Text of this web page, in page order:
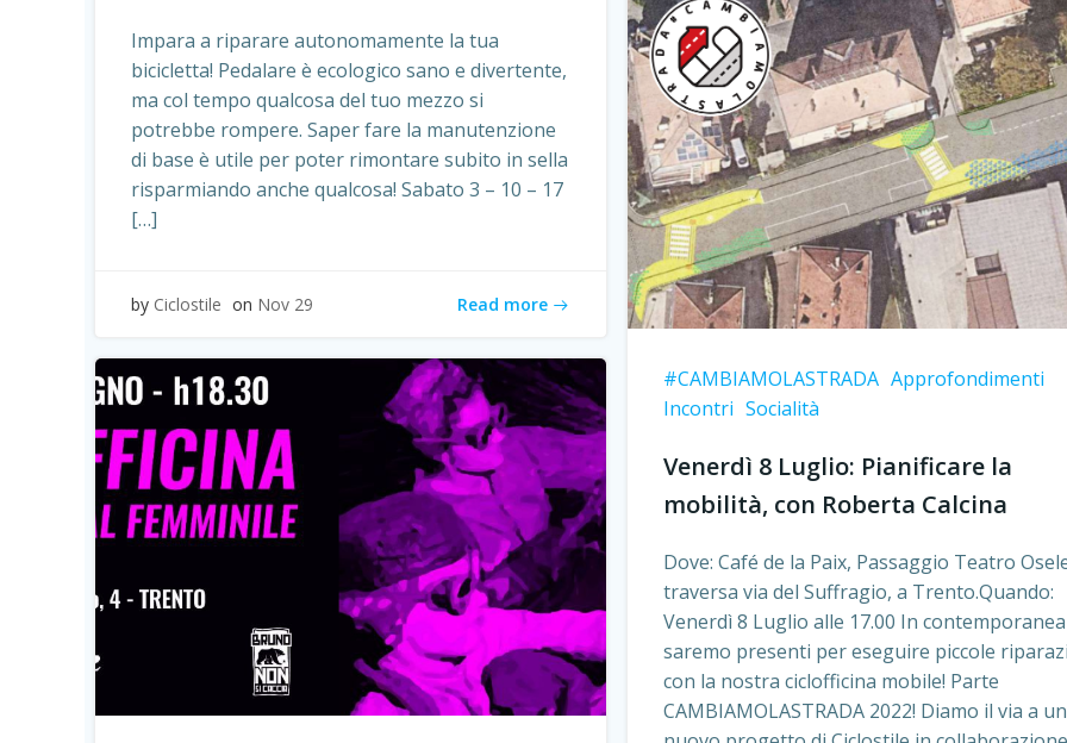
Impara a riparare autonomamente la tua
bicicletta! Pedalare è ecologico sano e divertente,
ma col tempo qualcosa del tuo mezzo si
potrebbe rompere. Saper fare la manutenzione
di base è utile per poter rimontare subito in sella
risparmiando anche qualcosa! Sabato 3 – 10 – 17
[…]
by Ciclostile on Nov 29 Read more
#CAMBIAMOLASTRADA Approfondimenti
Incontri Socialità
Venerdì 8 Luglio: Pianificare la
mobilità, con Roberta Calcina
Dove: Café de la Paix, Passaggio Teatro
traversa via del Suffragio, a Trento.Quando:
Venerdì 8 Luglio alle 17.00 In contemporanea
saremo presenti per eseguire piccole
con la nostra ciclofficina mobile! Parte
CAMBIAMOLASTRADA 2022! Diamo il via a un